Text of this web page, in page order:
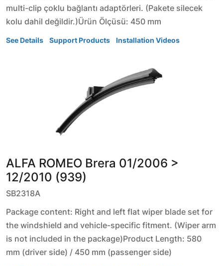
multi-clip çoklu bağlantı adaptörleri. (Pakete silecek
kolu dahil değildir.)Ürün Ölçüsü: 450 mm
See Details Support Products Installation Videos
ALFA ROMEO Brera 01/2006 >
12/2010 (939)
SB2318A
Package content: Right and left flat wiper blade set for
the windshield and vehicle-specific fitment. (Wiper arm
is not included in the package)Product Length: 580
mm (driver side) / 450 mm (passenger side)